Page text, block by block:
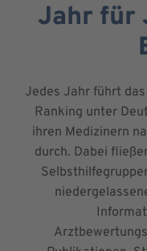
Jahr für
Jedes Jahr führt
Ranking unter
ihren Medizinern
durch. Dabei